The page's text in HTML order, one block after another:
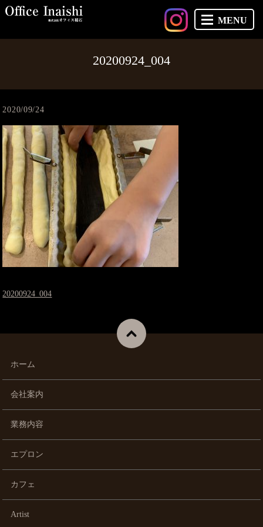
MENU
20200924_004
2020/09/24
20200924_004
ホーム
会社案内
業務内容
エプロン
カフェ
Artist